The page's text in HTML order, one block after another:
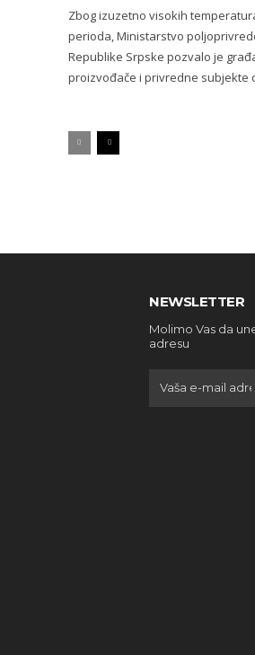
Zbog izuzetno visokih
perioda, Ministarstvo
Republike Srpske pozvalo je
proizvođače i privredne subjekte
NEWSLETTER
Molimo Vas da
adresu